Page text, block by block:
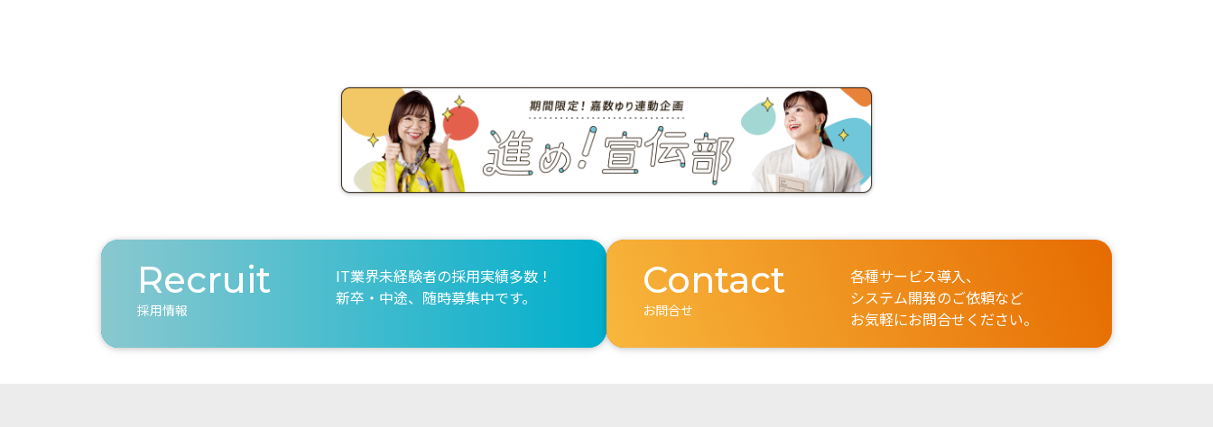
Recruit
採用情報
IT業界未経験者の採用実績多数！
新卒・中途、随時募集中です。
Contact
お問合せ
各種サービス導入、
システム開発のご依頼など
お気軽にお問合せください。